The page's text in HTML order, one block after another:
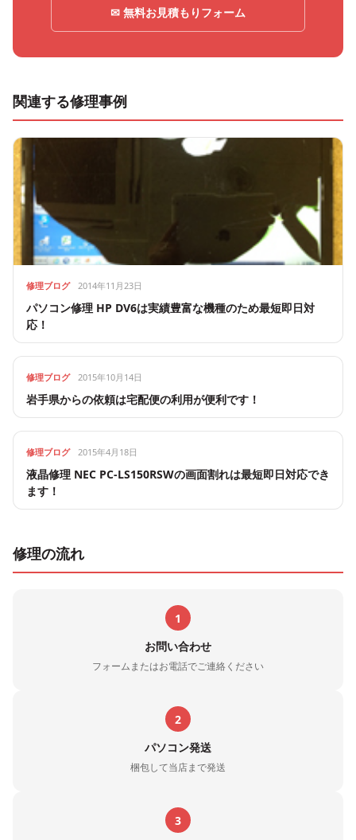
✉ 無料お見積もりフォーム
関連する修理事例
修理ブログ 2014年11月23日
パソコン修理 HP DV6は実績豊富な機種のため最短即日対
応！
修理ブログ 2015年10月14日
岩手県からの依頼は宅配便の利用が便利です！
修理ブログ 2015年4月18日
液晶修理 NEC PC-LS150RSWの画面割れは最短即日対応でき
ます！
修理の流れ
1
お問い合わせ
フォームまたはお電話でご連絡ください
2
パソコン発送
梱包して当店まで発送
3